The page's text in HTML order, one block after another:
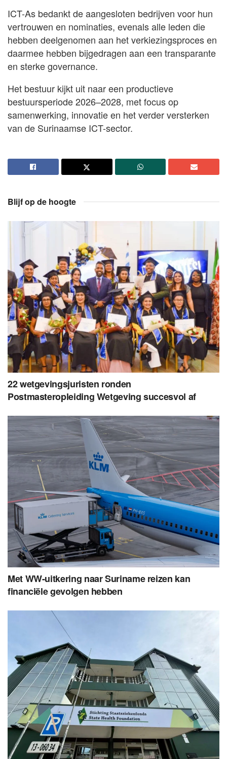
ICT-As bedankt de aangesloten bedrijven voor hun
vertrouwen en nominaties, evenals alle leden die
hebben deelgenomen aan het verkiezingsproces en
daarmee hebben bijgedragen aan een transparante
en sterke governance.
Het bestuur kijkt uit naar een productieve
bestuursperiode 2026–2028, met focus op
samenwerking, innovatie en het verder versterken
van de Surinaamse ICT-sector.
Blijf op de hoogte
22 wetgevingsjuristen ronden
Postmasteropleiding Wetgeving succesvol af
Met WW-uitkering naar Suriname reizen kan
financiële gevolgen hebben